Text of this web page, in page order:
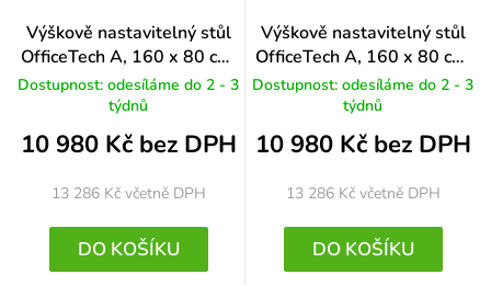
Výškově nastavitelný stůl
OfficeTech A, 160 x 80 cm,
černá podnož, světle šedá
Dostupnost: odesíláme do 2 - 3
týdnů
10 980 Kč bez DPH
13 286 Kč včetně DPH
DO KOŠÍKU
Výškově nastavitelný stůl
OfficeTech A, 160 x 80 cm,
šedá podnož, černá
Dostupnost: odesíláme do 2 - 3
týdnů
10 980 Kč bez DPH
13 286 Kč včetně DPH
DO KOŠÍKU